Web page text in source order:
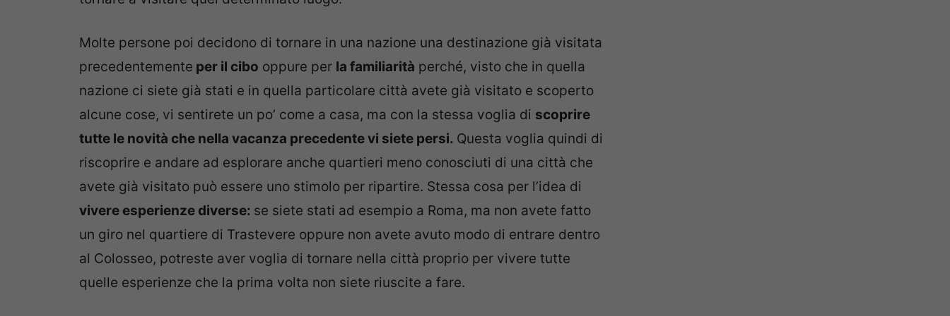
Molte persone poi decidono di tornare in una nazione una destinazione già visitata
precedentemente per il cibo oppure per la familiarità perché, visto che in quella
nazione ci siete già stati e in quella particolare città avete già visitato e scoperto
alcune cose, vi sentirete un po’ come a casa, ma con la stessa voglia di scoprire
tutte le novità che nella vacanza precedente vi siete persi. Questa voglia quindi di
riscoprire e andare ad esplorare anche quartieri meno conosciuti di una città che
avete già visitato può essere uno stimolo per ripartire. Stessa cosa per l’idea di
vivere esperienze diverse: se siete stati ad esempio a Roma, ma non avete fatto
un giro nel quartiere di Trastevere oppure non avete avuto modo di entrare dentro
al Colosseo, potreste aver voglia di tornare nella città proprio per vivere tutte
quelle esperienze che la prima volta non siete riuscite a fare.